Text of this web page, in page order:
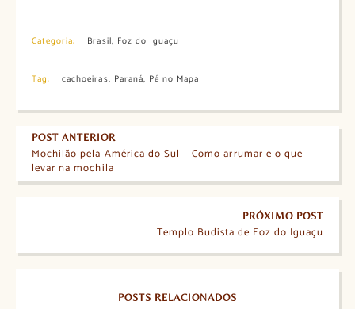
Categoria: Brasil, Foz do Iguaçu
Tag: cachoeiras, Paraná, Pé no Mapa
POST ANTERIOR
Mochilão pela América do Sul – Como arrumar e o que
levar na mochila
PRÓXIMO POST
Templo Budista de Foz do Iguaçu
POSTS RELACIONADOS